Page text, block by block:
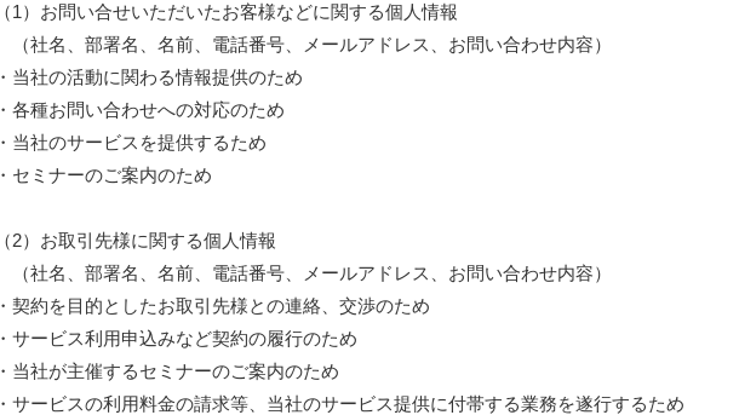
（1）お問い合せいただいたお客様などに関する個人情報
（社名、部署名、名前、電話番号、メールアドレス、お問い合わせ内容）
・当社の活動に関わる情報提供のため
・各種お問い合わせへの対応のため
・当社のサービスを提供するため
・セミナーのご案内のため
（2）お取引先様に関する個人情報
（社名、部署名、名前、電話番号、メールアドレス、お問い合わせ内容）
・契約を目的としたお取引先様との連絡、交渉のため
・サービス利用申込みなど契約の履行のため
・当社が主催するセミナーのご案内のため
・サービスの利用料金の請求等、当社のサービス提供に付帯する業務を遂行するため